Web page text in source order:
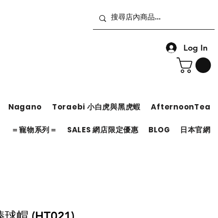
Log In
Nagano Toraebi 小白虎與黑虎蝦 AfternoonTea
＝寵物系列＝ SALES 網店限定優惠 BLOG 日本官網